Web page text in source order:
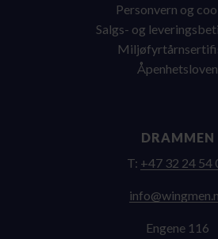
Personvern og
Salgs- og
Åpenhetsloven
DRAMMEN
T: +47 32 24 54
Engene 116